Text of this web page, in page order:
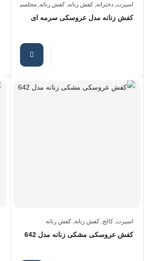
اسپرت دخترانه کفش زنانه کفش زنانه مجلسی
کفش زنانه مدل عروسکی سرمه ای
اسپرت, کالج, کفش زنانه, کفش زنانه
کفش عروسکی مشکی زنانه مدل 642